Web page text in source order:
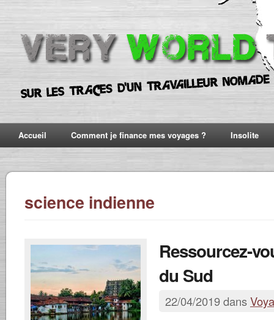
Accueil Comment je finance mes voyages ? Insolite
science indienne
Ressourcez-
du Sud
22/04/2019 dans